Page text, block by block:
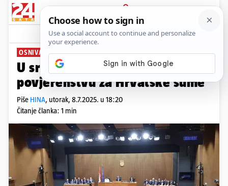
PRIJAVA
News Komentari
OSNIVANJE
U srijedu Sabor raspravlja o
povjerenstvu za Hrvatske šume
Piše HINA, utorak, 8.7.2025. u 18:20
Čitanje članka: 1 min